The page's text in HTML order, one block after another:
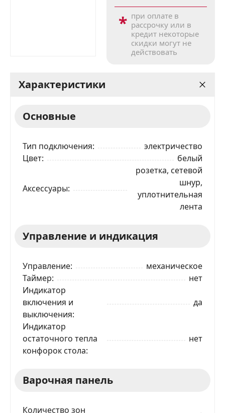
* при оплате в
рассрочку или в
кредит некоторые
скидки могут не
действовать
Характеристики
Основные
Тип подключения
электричество
Цвет
белый
Аксессуары
розетка, сетевой
шнур,
уплотнительная
лента
Управление и индикация
Управление
механическое
Таймер
нет
Индикатор
включения и
выключения
да
Индикатор
остаточного тепла
конфорок стола
нет
Варочная панель
Количество зон